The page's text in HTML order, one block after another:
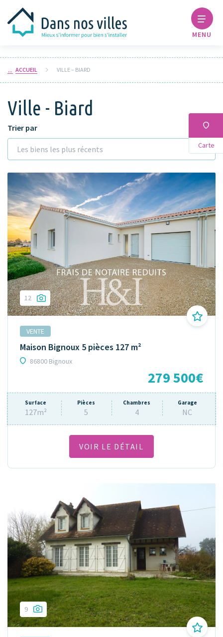
MENU
ACCUEIL VILLE – BIARD
Ville - Biard
Carte
Trier par
Les biens les plus récents
12
VENTE
Maison Bignoux 5 pièces 127 m²
86800 Bignoux
279 500€
Surface
127m²
Pièces
5
Chambres
4
Garage
NC
VOIR LE DÉTAIL
9